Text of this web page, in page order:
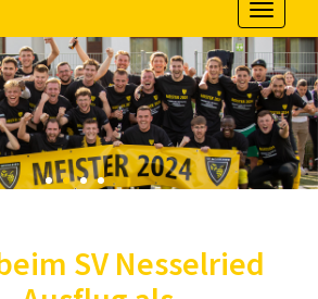
Menu
SV Nesselried